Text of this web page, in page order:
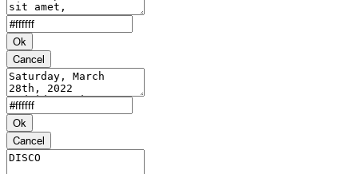
Ok
Cancel
Ok
Cancel